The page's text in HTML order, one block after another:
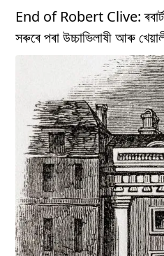
End of Robert Clive: ৰবাৰ্ট
সৰুৰে পৰা উচ্চাভিলাষী আৰু